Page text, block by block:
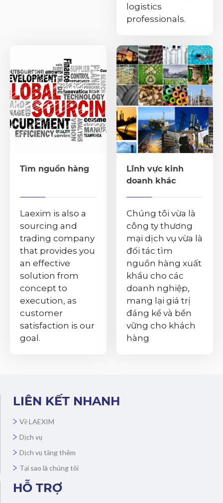
logistics
professionals.
Tìm nguồn hàng
Laexim is also a
sourcing and
trading company
that provides you
an effective
solution from
concept to
execution, as
customer
satisfaction is our
goal.
Lĩnh vực kinh
doanh khác
Chúng tôi vừa là
công ty thương
mại dịch vụ vừa là
đối tác tìm
nguồn hàng xuất
khẩu cho các
doanh nghiệp,
mang lại giá trị
đáng kể và bền
vững cho khách
hàng
LIÊN KẾT NHANH
Về LAEXIM
Dịch vụ
Dịch vụ tăng thêm
Tại sao là chúng tôi
HỖ TRỢ